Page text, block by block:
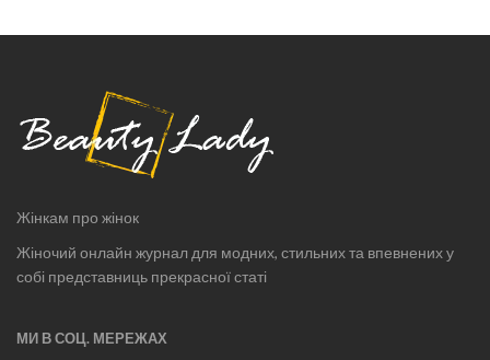
Жінкам про жінок
Жіночий онлайн журнал для модних, стильних та впевнених у
собі представниць прекрасної статі
МИ В СОЦ. МЕРЕЖАХ